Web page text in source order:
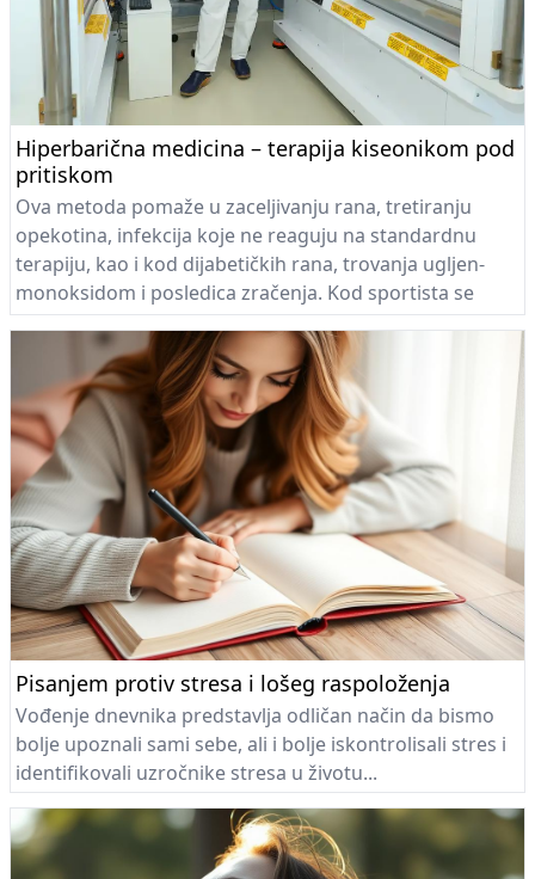
Hiperbarična medicina – terapija kiseonikom pod
pritiskom
Ova metoda pomaže u zaceljivanju rana, tretiranju
opekotina, infekcija koje ne reaguju na standardnu
terapiju, kao i kod dijabetičkih rana, trovanja ugljen-
monoksidom i posledica zračenja. Kod sportista se
koristi za brži oporavak mišića i smanjenje upala, dok u
estetskoj i regenerativnoj medicini doprinosi boljoj
ishrani i obnovi ćelija kože.
Pisanjem protiv stresa i lošeg raspoloženja
Vođenje dnevnika predstavlja odličan način da bismo
bolje upoznali sami sebe, ali i bolje iskontrolisali stres i
identifikovali uzročnike stresa u životu...